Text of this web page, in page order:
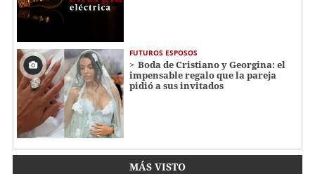
FUTUROS ESPOSOS
Boda de Cristiano y Georgina: el
impensable regalo que la pareja
pidió a sus invitados
MÁS VISTO